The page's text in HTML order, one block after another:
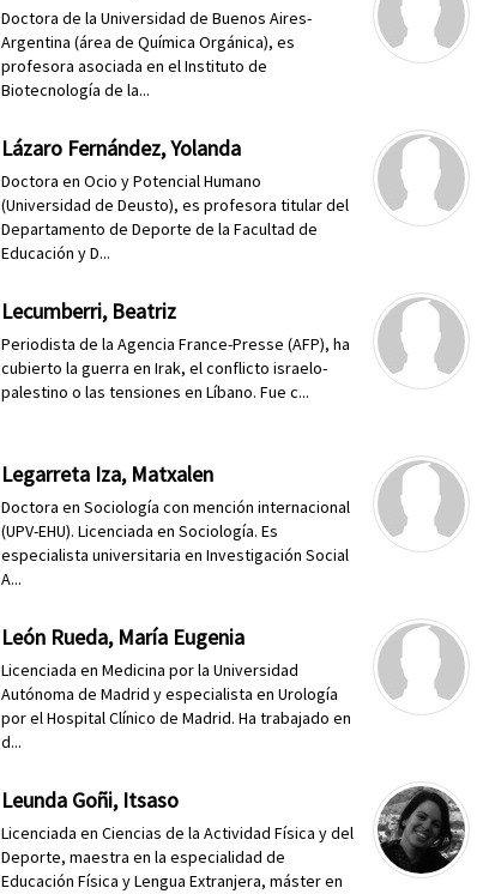
Doctora de la Universidad de Buenos Aires-
Argentina (área de Química Orgánica), es
profesora asociada en el Instituto de
Biotecnología de la...
Lázaro Fernández, Yolanda
Doctora en Ocio y Potencial Humano
(Universidad de Deusto), es profesora titular del
Departamento de Deporte de la Facultad de
Educación y D...
Lecumberri, Beatriz
Periodista de la Agencia France-Presse (AFP), ha
cubierto la guerra en Irak, el conflicto israelo-
palestino o las tensiones en Líbano. Fue c...
Legarreta Iza, Matxalen
Doctora en Sociología con mención internacional
(UPV-EHU). Licenciada en Sociología. Es
especialista universitaria en Investigación Social
A...
León Rueda, María Eugenia
Licenciada en Medicina por la Universidad
Autónoma de Madrid y especialista en Urología
por el Hospital Clínico de Madrid. Ha trabajado en
d...
Leunda Goñi, Itsaso
Licenciada en Ciencias de la Actividad Física y del
Deporte, maestra en la especialidad de
Educación Física y Lengua Extranjera, máster en